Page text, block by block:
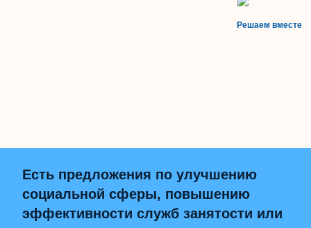
Решаем вместе
Есть предложения по улучшению
социальной сферы, повышению
эффективности служб занятости или